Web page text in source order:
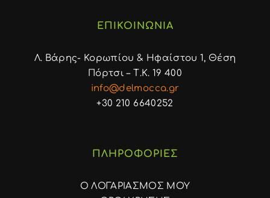
ΕΠΙΚΟΙΝΩΝΙΑ
Λ. Βάρης- Κορωπίου & Ηφαίστου 1, Θέση
Πόρτσι – Τ.Κ. 19 400
info@delmocca.gr
+30 210 6640252
ΠΛΗΡΟΦΟΡΙΕΣ
Ο ΛΟΓΑΡΙΑΣΜΟΣ ΜΟΥ